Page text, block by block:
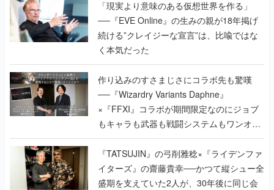
「現実より意味のある仮想世界を作る」
──『EVE Online』の生みの親が18年掲げ
続ける”クレイジーな宣言”は、比喩ではな
く本気だった
作り込みのすさまじさにコラボ先も驚嘆
──『Wizardry Variants Daphne』
×『FFXI』コラボが期間限定なのにジョブ
もキャラも武器も戦闘システムもワンオフ
で作り込まれた理由を両ディレクターに聞
く
『TATSUJIN』の弓削雅稔×『ライデンファ
イターズ』の齋藤貴幸──かつて縦シュー全
盛期を支えていた2人が、30年後に同じ会